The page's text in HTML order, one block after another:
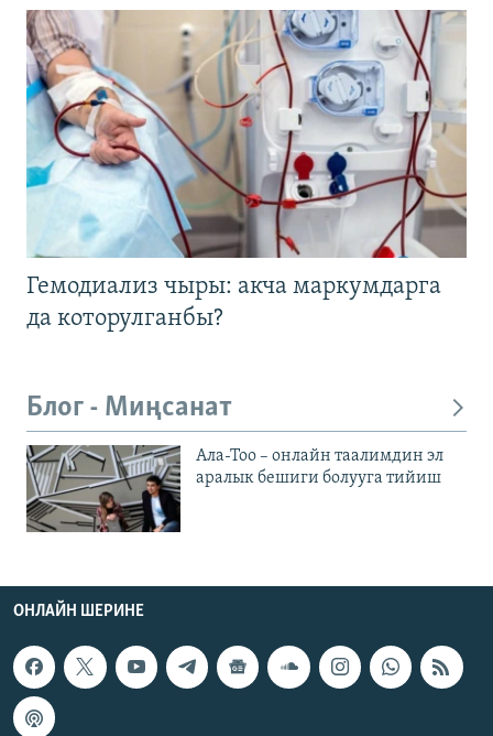
Гемодиализ чыры: акча маркумдарга
да которулганбы?
Блог - Миңсанат
Ала-Тоо – онлайн таалимдин эл
аралык бешиги болууга тийиш
ОНЛАЙН ШЕРИНЕ